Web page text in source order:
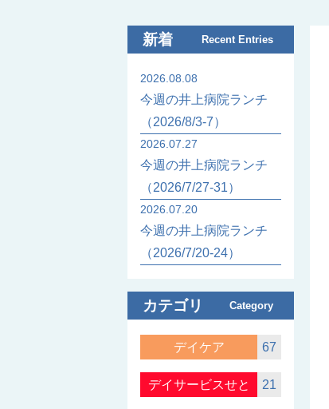
新着 Recent Entries
2026.08.08
今週の井上病院ランチ
（2026/8/3-7）
2026.07.27
今週の井上病院ランチ
（2026/7/27-31）
2026.07.20
今週の井上病院ランチ
（2026/7/20-24）
カテゴリ Category
デイケア 67
デイサービスせと 21